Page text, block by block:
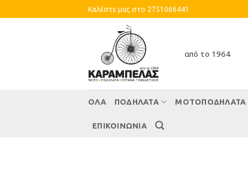
to
Καλέστε μας στο 2751066441
από το 1964
ΌΛΑ ΠΟΔΗΛΑΤΑ ΜΟΤΟΠΟΔΗΛΑΤΑ
ΕΠΙΚΟΙΝΩΝΙΑ